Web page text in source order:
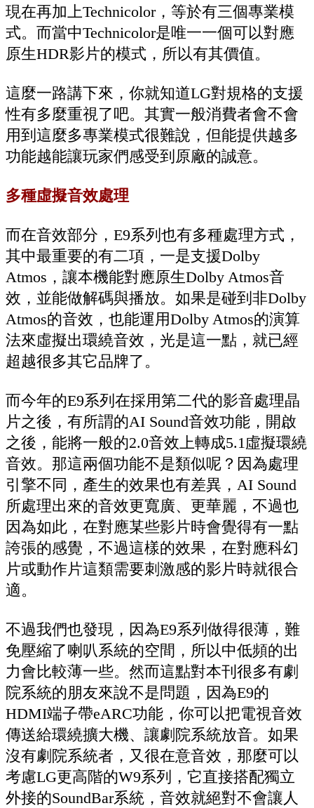
現在再加上Technicolor，等於有三個專業模
式。而當中Technicolor是唯一一個可以對應
原生HDR影片的模式，所以有其價值。
這麼一路講下來，你就知道LG對規格的支援
性有多麼重視了吧。其實一般消費者會不會
用到這麼多專業模式很難說，但能提供越多
功能越能讓玩家們感受到原廠的誠意。
多種虛擬音效處理
而在音效部分，E9系列也有多種處理方式，
其中最重要的有二項，一是支援Dolby
Atmos，讓本機能對應原生Dolby Atmos音
效，並能做解碼與播放。如果是碰到非Dolby
Atmos的音效，也能運用Dolby Atmos的演算
法來虛擬出環繞音效，光是這一點，就已經
超越很多其它品牌了。
而今年的E9系列在採用第二代的影音處理晶
片之後，有所謂的AI Sound音效功能，開啟
之後，能將一般的2.0音效上轉成5.1虛擬環繞
音效。那這兩個功能不是類似呢？因為處理
引擎不同，產生的效果也有差異，AI Sound
所處理出來的音效更寬廣、更華麗，不過也
因為如此，在對應某些影片時會覺得有一點
誇張的感覺，不過這樣的效果，在對應科幻
片或動作片這類需要刺激感的影片時就很合
適。
不過我們也發現，因為E9系列做得很薄，難
免壓縮了喇叭系統的空間，所以中低頻的出
力會比較薄一些。然而這點對本刊很多有劇
院系統的朋友來說不是問題，因為E9的
HDMI端子帶eARC功能，你可以把電視音效
傳送給環繞擴大機、讓劇院系統放音。如果
沒有劇院系統者，又很在意音效，那麼可以
考慮LG更高階的W9系列，它直接搭配獨立
外接的SoundBar系統，音效就絕對不會讓人